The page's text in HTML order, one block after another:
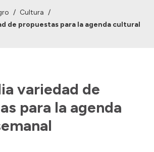
/ Cultura /
de propuestas para la agenda cultural
variedad de
para la agenda